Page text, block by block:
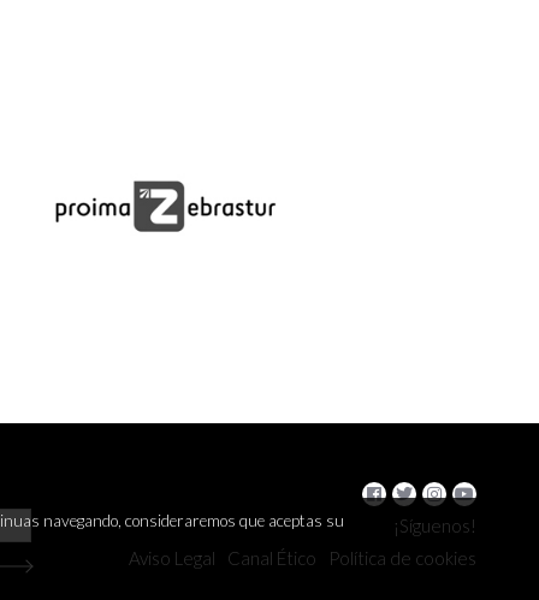
navegando, consideraremos que aceptas su
¡Síguenos!
Aviso Legal
Canal Ético Política de cookies